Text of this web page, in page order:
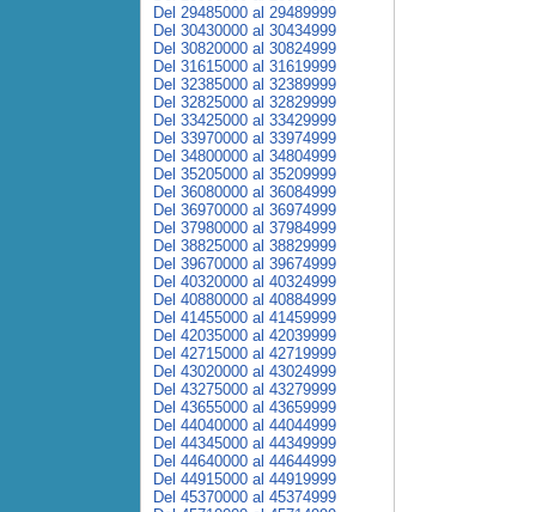
Del 29485000 al 29489999
Del 30430000 al 30434999
Del 30820000 al 30824999
Del 31615000 al 31619999
Del 32385000 al 32389999
Del 32825000 al 32829999
Del 33425000 al 33429999
Del 33970000 al 33974999
Del 34800000 al 34804999
Del 35205000 al 35209999
Del 36080000 al 36084999
Del 36970000 al 36974999
Del 37980000 al 37984999
Del 38825000 al 38829999
Del 39670000 al 39674999
Del 40320000 al 40324999
Del 40880000 al 40884999
Del 41455000 al 41459999
Del 42035000 al 42039999
Del 42715000 al 42719999
Del 43020000 al 43024999
Del 43275000 al 43279999
Del 43655000 al 43659999
Del 44040000 al 44044999
Del 44345000 al 44349999
Del 44640000 al 44644999
Del 44915000 al 44919999
Del 45370000 al 45374999